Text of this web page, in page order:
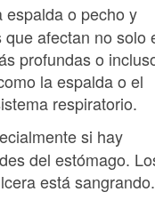
espalda o pecho y
afectan no solo
profundas o
la espalda o el
respiratorio.
si hay
del estómago.
está sangrando.